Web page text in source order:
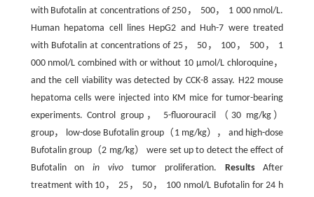
with Bufotalin at concentrations of 250， 500， 1 000 nmol/L.
Human hepatoma cell lines HepG2 and Huh-7 were treated
with Bufotalin at concentrations of 25， 50， 100， 500， 1
000 nmol/L combined with or without 10 μmol/L chloroquine，
and the cell viability was detected by CCK-8 assay. H22 mouse
hepatoma cells were injected into KM mice for tumor-bearing
experiments. Control group， 5-fluorouracil（30 mg/kg）
group， low-dose Bufotalin group（1 mg/kg）， and high-dose
Bufotalin group（2 mg/kg） were set up to detect the effect of
Bufotalin onin vivo tumor proliferation. ResultsAfter
treatment with 10， 25， 50， 100 nmol/L Bufotalin for 24 h